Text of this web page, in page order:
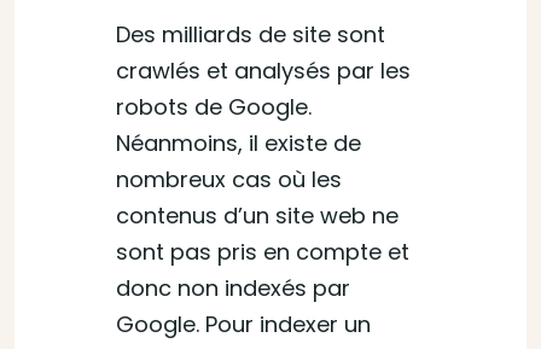
Des milliards de site sont
crawlés et analysés par les
robots de Google.
Néanmoins, il existe de
nombreux cas où les
contenus d’un site web ne
sont pas pris en compte et
donc non indexés par
Google. Pour indexer un